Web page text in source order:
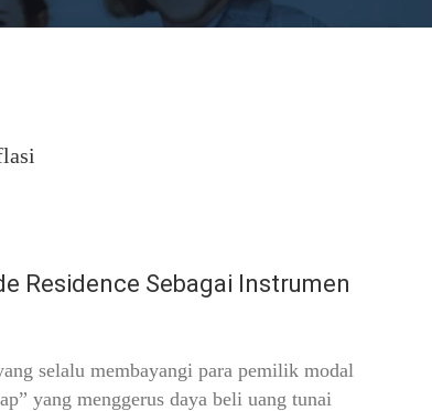
Residence Sebagai Instrumen
selalu membayangi para pemilik modal
yang menggerus daya beli uang tunai